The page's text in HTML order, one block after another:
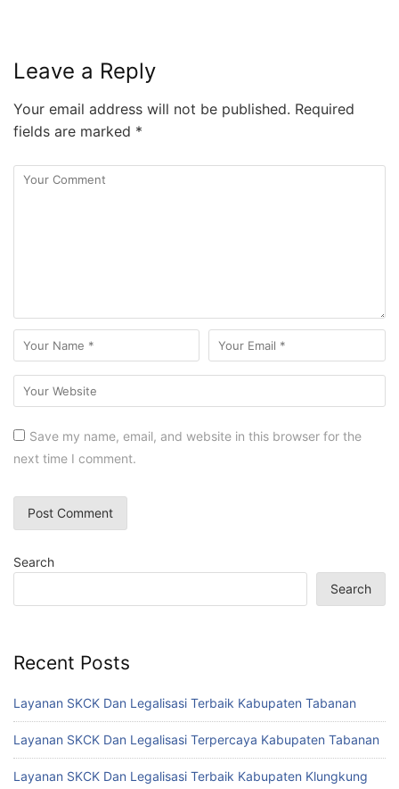
Leave a Reply
Your email address will not be published. Required
fields are marked *
Save my name, email, and website in this browser for the
next time I comment.
Search
Search
Recent Posts
Layanan SKCK Dan Legalisasi Terbaik Kabupaten Tabanan
Layanan SKCK Dan Legalisasi Terpercaya Kabupaten Tabanan
Layanan SKCK Dan Legalisasi Terbaik Kabupaten Klungkung